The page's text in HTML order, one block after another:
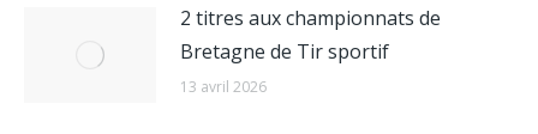
2 titres aux championnats de
Bretagne de Tir sportif
13 avril 2026